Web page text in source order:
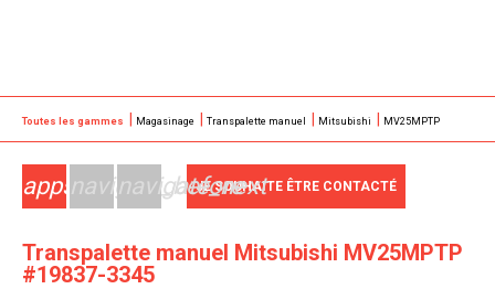
Toutes les gammes Magasinage Transpalette manuel Mitsubishi MV25MPTP
Transpalette manuel Mitsubishi MV25MPTP
#19837-3345
appsnavigate_before
navigate_nextJE SOUHAITE ÊTRE CONTACTÉ